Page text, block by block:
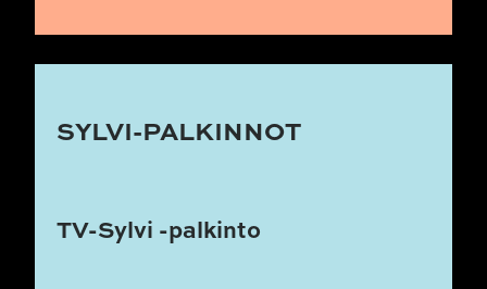
SYLVI-PALKINNOT
TV-Sylvi -palkinto